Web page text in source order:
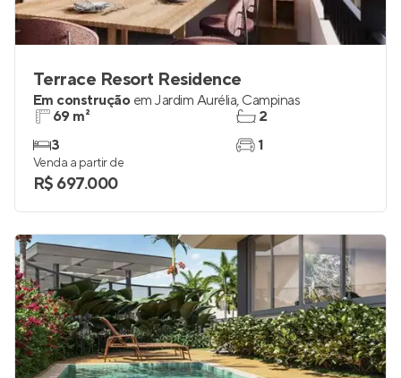
Terrace Resort Residence
Em construção em Jardim Aurélia, Campinas
69 m²
3
2
1
Venda a partir de
R$ 697.000